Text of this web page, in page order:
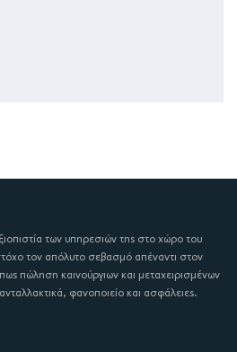
των υπηρεσιών της στο χώρο του
τον απόλυτο σεβασμό απέναντι στον
πώληση καινούργιων και μεταχειρισμένων
φανοποιείο και ασφάλειες.